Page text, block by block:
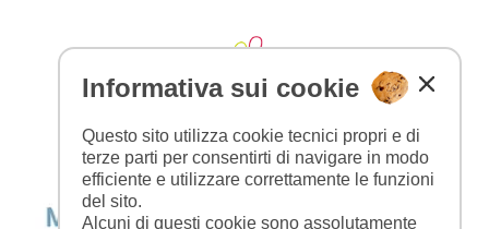
Informativa sui cookie
Questo sito utilizza cookie tecnici propri e di
terze parti per consentirti di navigare in modo
efficiente e utilizzare correttamente le funzioni
del sito.
Alcuni di questi cookie sono assolutamente